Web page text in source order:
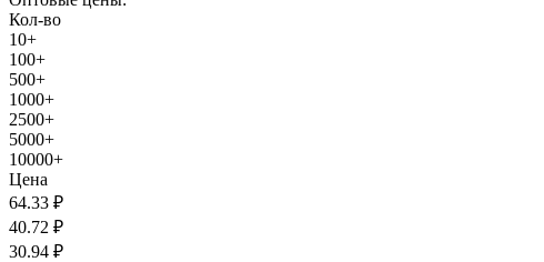
Кол-во
10+
100+
500+
1000+
2500+
5000+
10000+
Цена
64.33 ₽
40.72 ₽
30.94 ₽